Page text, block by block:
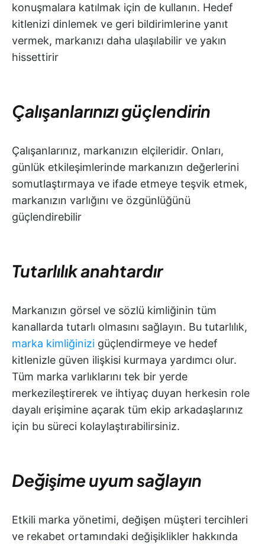
konuşmalara katılmak için de kullanın. Hedef
kitlenizi dinlemek ve geri bildirimlerine yanıt
vermek, markanızı daha ulaşılabilir ve yakın
hissettirir
Çalışanlarınızı güçlendirin
Çalışanlarınız, markanızın elçileridir. Onları,
günlük etkileşimlerinde markanızın değerlerini
somutlaştırmaya ve ifade etmeye teşvik etmek,
markanızın varlığını ve özgünlüğünü
güçlendirebilir
Tutarlılık anahtardır
Markanızın görsel ve sözlü kimliğinin tüm
kanallarda tutarlı olmasını sağlayın. Bu tutarlılık,
marka kimliğinizi güçlendirmeye ve hedef
kitlenizle güven ilişkisi kurmaya yardımcı olur.
Tüm marka varlıklarını tek bir yerde
merkezileştirerek ve ihtiyaç duyan herkesin role
dayalı erişimine açarak tüm ekip arkadaşlarınız
için bu süreci kolaylaştırabilirsiniz.
Değişime uyum sağlayın
Etkili marka yönetimi, değişen müşteri tercihleri
ve rekabet ortamındaki değişiklikler hakkında